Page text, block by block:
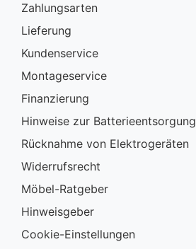
Zahlungsarten
Lieferung
Kundenservice
Montageservice
Finanzierung
Hinweise zur Batterieentsorgung
Rücknahme von Elektrogeräten
Widerrufsrecht
Möbel-Ratgeber
Hinweisgeber
Cookie-Einstellungen